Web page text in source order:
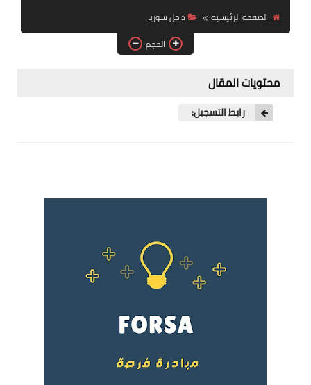
فرص عمل في تركيا
فرص عمل في العراق
الصفحة الرئيسية
داخل سوريا
الحجم
محتويات المقال
رابط التسجيل: